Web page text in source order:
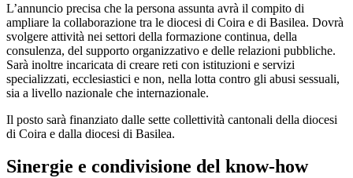
L’annuncio precisa che la persona assunta avrà il compito di
ampliare la collaborazione tra le diocesi di Coira e di Basilea. Dovrà
svolgere attività nei settori della formazione continua, della
consulenza, del supporto organizzativo e delle relazioni pubbliche.
Sarà inoltre incaricata di creare reti con istituzioni e servizi
specializzati, ecclesiastici e non, nella lotta contro gli abusi sessuali,
sia a livello nazionale che internazionale.
Il posto sarà finanziato dalle sette collettività cantonali della diocesi
di Coira e dalla diocesi di Basilea.
Sinergie e condivisione del know-how